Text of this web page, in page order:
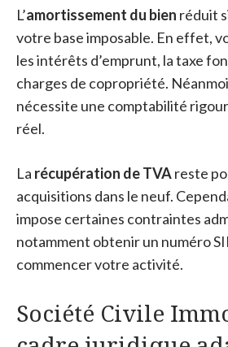
L’amortissement du bien réduit
votre base imposable. En effet,
les intérêts d’emprunt, la taxe
charges de copropriété.
nécessite une comptabilité
réel.
La récupération de TVAreste
acquisitions dans le neuf.
impose certaines contraintes
notamment obtenir un numéro
commencer votre activité.
Société Civile